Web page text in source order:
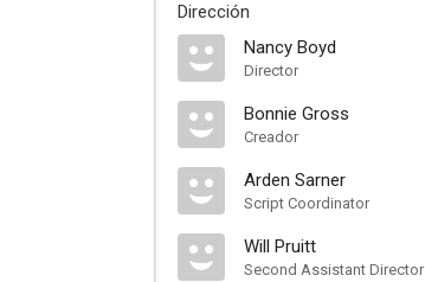
Dirección
Nancy Boyd
Director
Bonnie Gross
Creador
Arden Sarner
Script Coordinator
Will Pruitt
Second Assistant Director